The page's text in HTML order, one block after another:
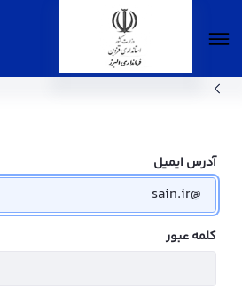
اوقات شرعی - فرمانداری البرز
آدرس ایمیل
کلمه عبور